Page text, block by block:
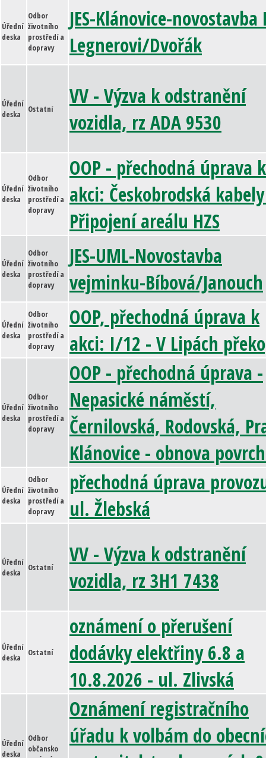
Úřední
deska
Odbor
životního
prostředí a
dopravy
JES-Klánovice-novostavba
Legnerovi/Dvořák
Úřední
deska
Ostatní
VV - Výzva k odstranění
vozidla, rz ADA 9530
Úřední
deska
Odbor
životního
prostředí a
dopravy
OOP - přechodná úprava k
akci: Českobrodská
Připojení areálu HZS
Úřední
deska
Odbor
životního
prostředí a
dopravy
JES-UML-Novostavba
vejminku-Bíbová/Janouch
Úřední
deska
Odbor
životního
prostředí a
dopravy
OOP, přechodná úprava k
akci: I/12 - V Lipách
Úřední
deska
Odbor
životního
prostředí a
dopravy
OOP - přechodná úprava -
Nepasické náměstí,
Černilovská, Rodovská,
Klánovice - obnova
Úřední
deska
Odbor
životního
prostředí a
dopravy
přechodná úprava
ul. Žlebská
Úřední
deska
Ostatní
VV - Výzva k odstranění
vozidla, rz 3H1 7438
Úřední
deska
Ostatní
oznámení o přerušení
dodávky elektřiny 6.8 a
10.8.2026 - ul. Zlivská
Úřední
deska
Odbor
občansko
Oznámení registračního
úřadu k volbám do